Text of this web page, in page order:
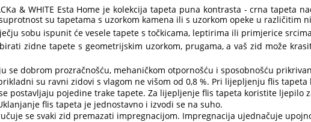
& WHITE Esta Home je kolekcija tapeta puna kontrasta - crna tapeta
su tapetama s uzorkom kamena ili s uzorkom opeke u različitim
sobu ispunit će vesele tapete s točkicama, leptirima ili primjerice
zidne tapete s geometrijskim uzorkom, prugama, a vaš zid može
se dobrom prozračnošću, mehaničkom otpornošću i sposobnošću
su ravni zidovi s vlagom ne višom od 0,8 %. Pri lijepljenju flis
postavljaju pojedine trake tapete. Za lijepljenje flis tapeta koristite ljepilo
flis tapeta je jednostavno i izvodi se na suho.
se svaki zid premazati impregnacijom. Impregnacija ujednačuje